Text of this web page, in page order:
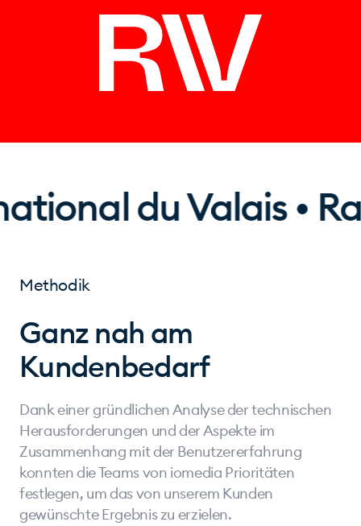
du Valais •
Methodik
Ganz nah am
Kundenbedarf
Dank einer gründlichen Analyse der technischen
Herausforderungen und der Aspekte im
Zusammenhang mit der Benutzererfahrung
konnten die Teams von iomedia Prioritäten
festlegen, um das von unserem Kunden
gewünschte Ergebnis zu erzielen.